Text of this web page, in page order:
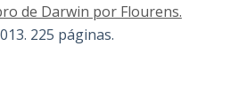
de Darwin por Flourens.
225 páginas.